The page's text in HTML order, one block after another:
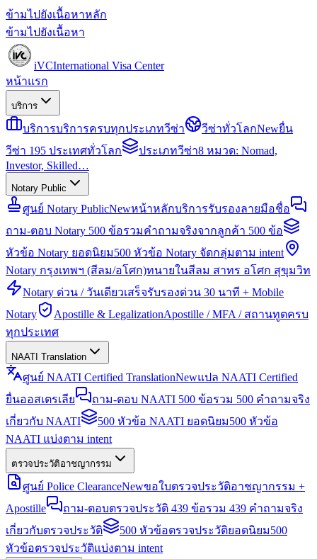
ข้ามไปยังเนื้อหาหลัก
ข้ามไปยังเนื้อหา
iVCInternational Visa Center
หน้าแรก
บริการ
บริการบริการครบทุกประเภทวีซ่า วีซ่าทั่วโลกNewยื่น
วีซ่า 195 ประเทศทั่วโลก
ประเภทวีซ่า8 หมวด: Nomad,
Investor, Skilled…
Notary Public
ศูนย์ Notary PublicNewหน้าหลักบริการรับรองลายมือชื่อ
ถาม-ตอบ Notary 500 ข้อรวมคำถามจริงจากลูกค้า 500 ข้อ
หัวข้อ Notary ยอดนิยม500 หัวข้อ Notary จัดกลุ่มตาม intent
Notary กรุงเทพฯ (สีลม/อโศก)ทนายในสีลม สาทร อโศก สุขุมวิท
Notary ด่วน / วันเดียวเสร็จรับรองด่วน 30 นาที + Mobile
Notary
Apostille & LegalizationApostille / MFA / สถานทูตครบ
ทุกประเทศ
NAATI Translation
ศูนย์ NAATI Certified TranslationNewแปล NAATI Certified
ยื่นออสเตรเลีย
ถาม-ตอบ NAATI 500 ข้อรวม 500 คำถามจริง
เกี่ยวกับ NAATI
500 หัวข้อ NAATI ยอดนิยม500 หัวข้อ
NAATI แบ่งตาม intent
ตรวจประวัติอาชญากรรม
ศูนย์ Police ClearanceNewขอใบตรวจประวัติอาชญากรรม +
Apostille
ถาม-ตอบตรวจประวัติ 439 ข้อรวม 439 คำถามจริง
เกี่ยวกับตรวจประวัติ
500 หัวข้อตรวจประวัติยอดนิยม500
หัวข้อตรวจประวัติแบ่งตาม intent